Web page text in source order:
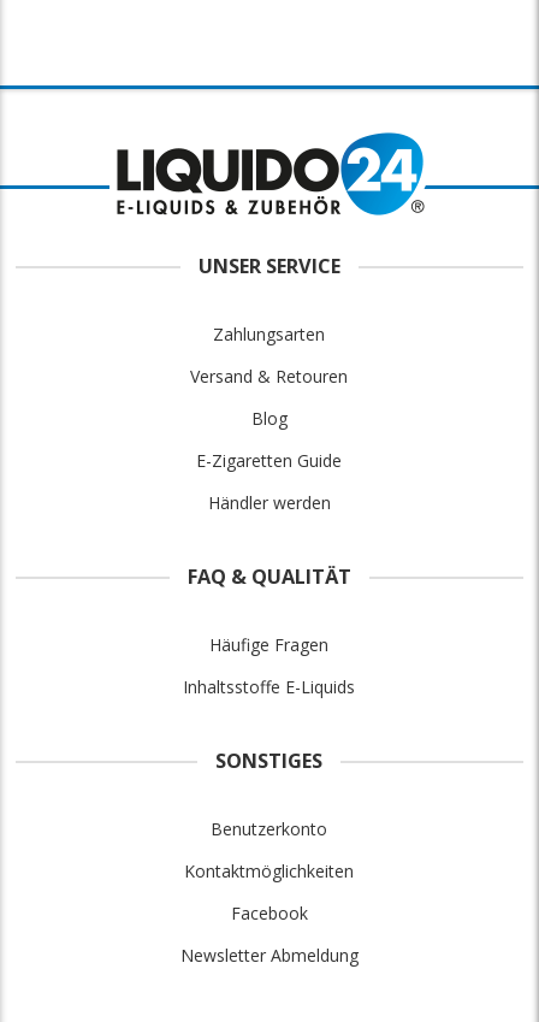
UNSER SERVICE
Zahlungsarten
Versand & Retouren
Blog
E-Zigaretten Guide
Händler werden
FAQ & QUALITÄT
Häufige Fragen
Inhaltsstoffe E-Liquids
SONSTIGES
Benutzerkonto
Kontaktmöglichkeiten
Facebook
Newsletter Abmeldung